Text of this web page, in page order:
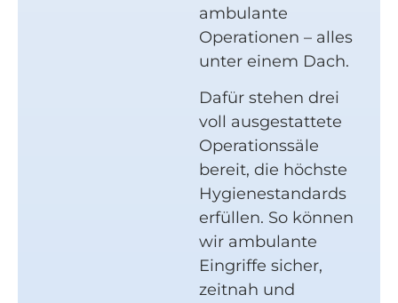
ambulante
Operationen – alles
unter einem Dach.
Dafür stehen drei
voll ausgestattete
Operationssäle
bereit, die höchste
Hygienestandards
erfüllen. So können
wir ambulante
Eingriffe sicher,
zeitnah und